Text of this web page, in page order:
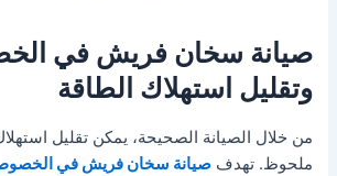
صيانة سخان فريش في
وتقليل استهلاك الطاقة
من خلال الصيانة الصحيحة، يمكن تقليل
ملحوظ. تهدفصيانة سخان فريش في